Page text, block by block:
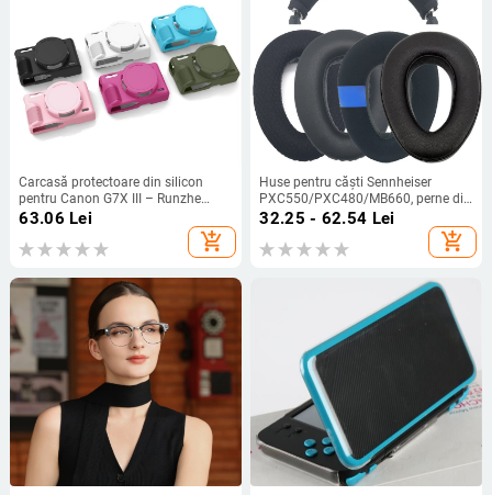
Carcasă protectoare din silicon
pentru Canon G7X III – Runzhe
husă moale, anti zgârietură și anti-
cădere, include husă siliconică și
capac de cameră
63.06 Lei
add_shopping_cart
Huse pentru căști Sennheiser
PXC550/PXC480/MB660, perne din
burete și husă din piele
32.25 - 62.54 Lei
add_shopping_cart